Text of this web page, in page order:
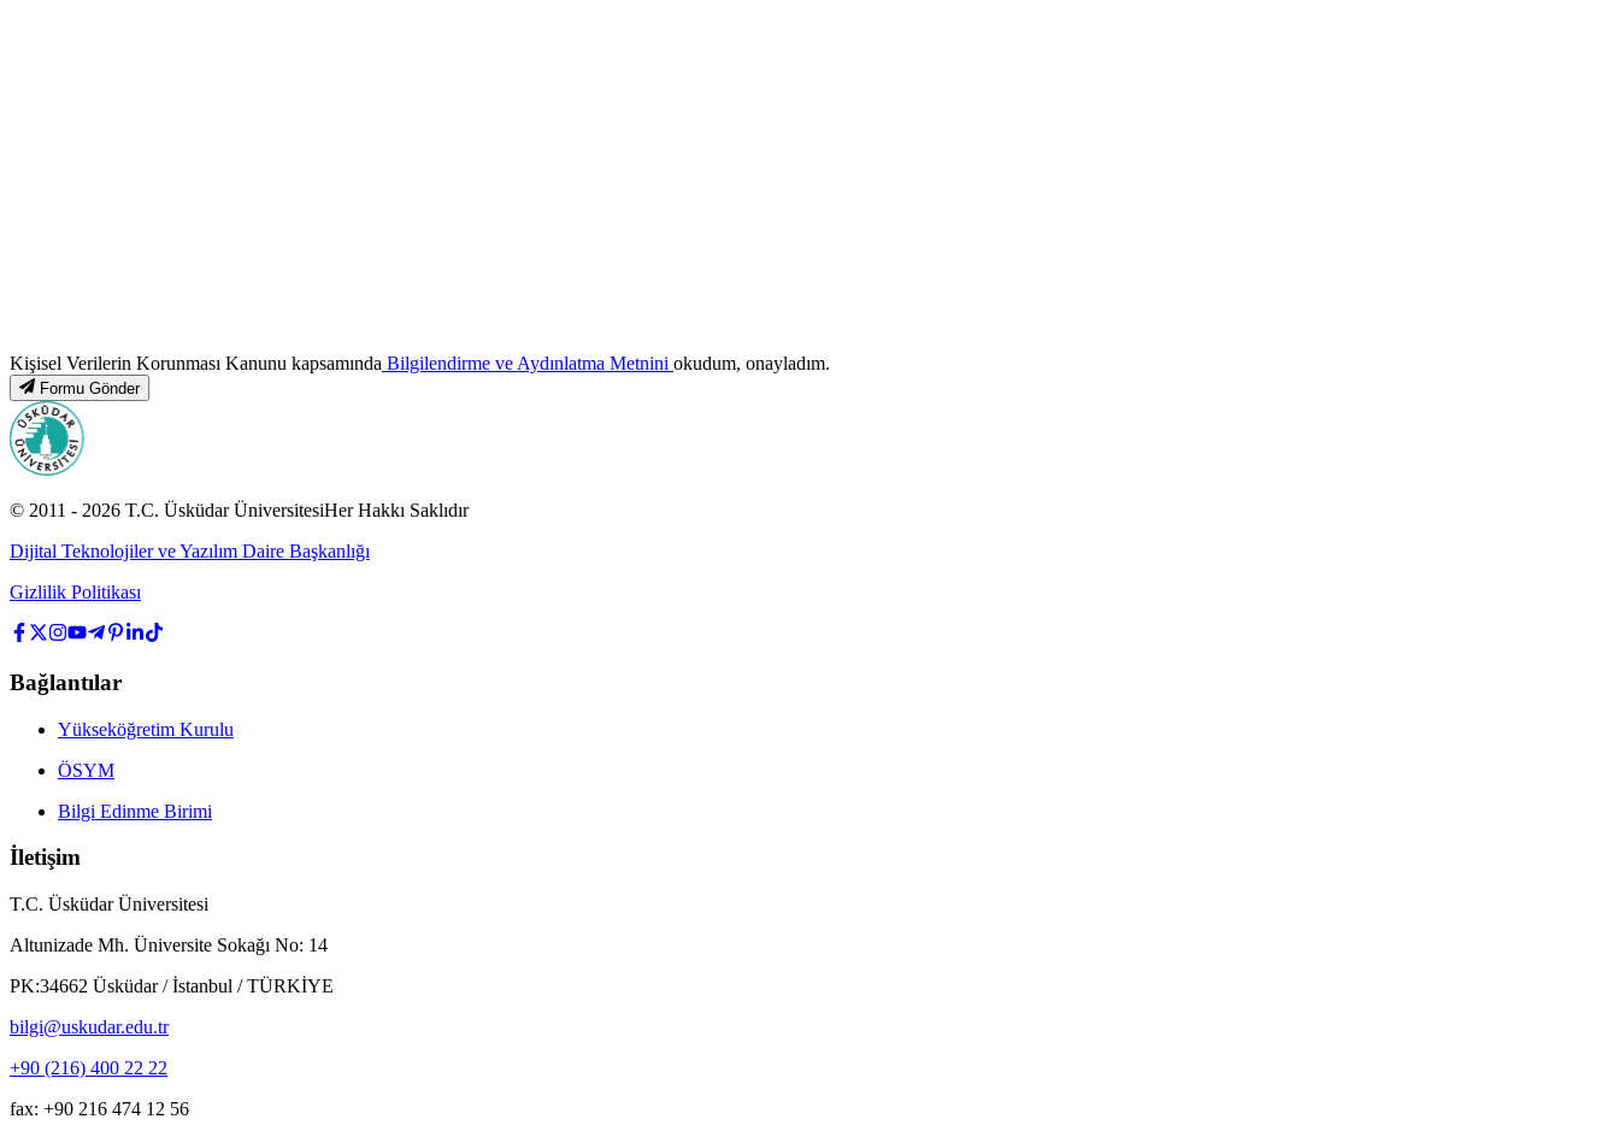
Kişisel Verilerin Korunması Kanunu kapsamında Bilgilendirme ve Aydınlatma Metnini okudum, onayladım.
Formu Gönder
© 2011 - 2026 T.C. Üsküdar ÜniversitesiHer Hakkı Saklıdır
Dijital Teknolojiler ve Yazılım Daire Başkanlığı
Gizlilik Politikası
Bağlantılar
Yükseköğretim Kurulu
ÖSYM
Bilgi Edinme Birimi
İletişim
T.C. Üsküdar Üniversitesi
Altunizade Mh. Üniversite Sokağı No: 14
PK:34662 Üsküdar / İstanbul / TÜRKİYE
bilgi@uskudar.edu.tr
+90 (216) 400 22 22
fax: +90 216 474 12 56